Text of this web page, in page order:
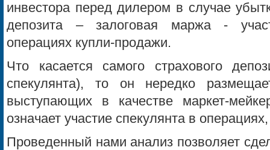
инвестора перед дилером в случае
депозита – залоговая маржа -
операциях купли-продажи.
Что касается самого страхового
спекулянта), то он нередко
выступающих в качестве маркет-
означает участие спекулянта в
Проведенный нами анализ позволяет